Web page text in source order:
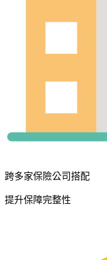
跨多家保險公司搭配
提升保障完整性